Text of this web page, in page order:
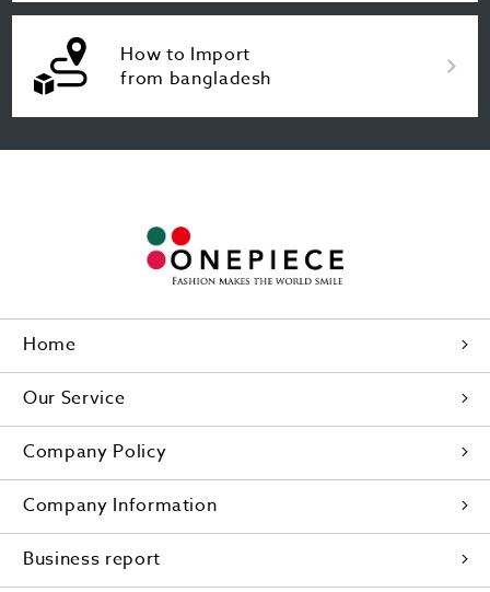
How to Import
from bangladesh
Home
Our Service
Company Policy
Company Information
Business report